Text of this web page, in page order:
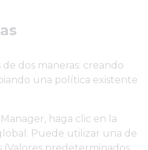
dos maneras: creando
una política existente
haga clic en la
Puede utilizar una de